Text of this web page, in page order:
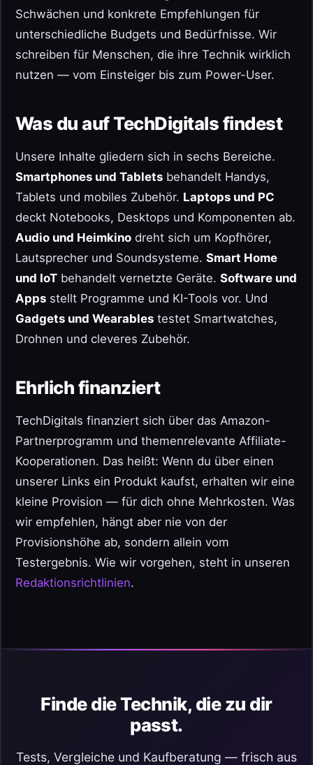
Schwächen und konkrete Empfehlungen für
unterschiedliche Budgets und Bedürfnisse. Wir
schreiben für Menschen, die ihre Technik wirklich
nutzen — vom Einsteiger bis zum Power-User.
Was du auf TechDigitals findest
Unsere Inhalte gliedern sich in sechs Bereiche.
Smartphones und Tablets behandelt Handys,
Tablets und mobiles Zubehör. Laptops und PC
deckt Notebooks, Desktops und Komponenten ab.
Audio und Heimkino dreht sich um Kopfhörer,
Lautsprecher und Soundsysteme. Smart Home
und IoT behandelt vernetzte Geräte. Software und
Apps stellt Programme und KI-Tools vor. Und
Gadgets und Wearables testet Smartwatches,
Drohnen und cleveres Zubehör.
Ehrlich finanziert
TechDigitals finanziert sich über das Amazon-
Partnerprogramm und themenrelevante Affiliate-
Kooperationen. Das heißt: Wenn du über einen
unserer Links ein Produkt kaufst, erhalten wir eine
kleine Provision — für dich ohne Mehrkosten. Was
wir empfehlen, hängt aber nie von der
Provisionshöhe ab, sondern allein vom
Testergebnis. Wie wir vorgehen, steht in unseren
Redaktionsrichtlinien.
Finde die Technik, die zu dir
passt.
Tests, Vergleiche und Kaufberatung — frisch aus